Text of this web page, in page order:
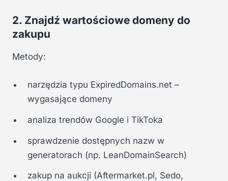
2. Znajdź wartościowe domeny do
zakupu
Metody:
narzędzia typu ExpiredDomains.net –
wygasające domeny
analiza trendów Google i TikToka
sprawdzenie dostępnych nazw w
generatorach (np. LeanDomainSearch)
zakup na aukcji (Aftermarket.pl, Sedo,